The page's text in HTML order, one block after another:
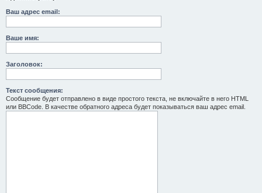
Ваш адрес email:
Ваше имя:
Заголовок:
Текст сообщения:
Сообщение будет отправлено в виде простого текста, не включайте в него HTML
или BBCode. В качестве обратного адреса будет показываться ваш адрес email.